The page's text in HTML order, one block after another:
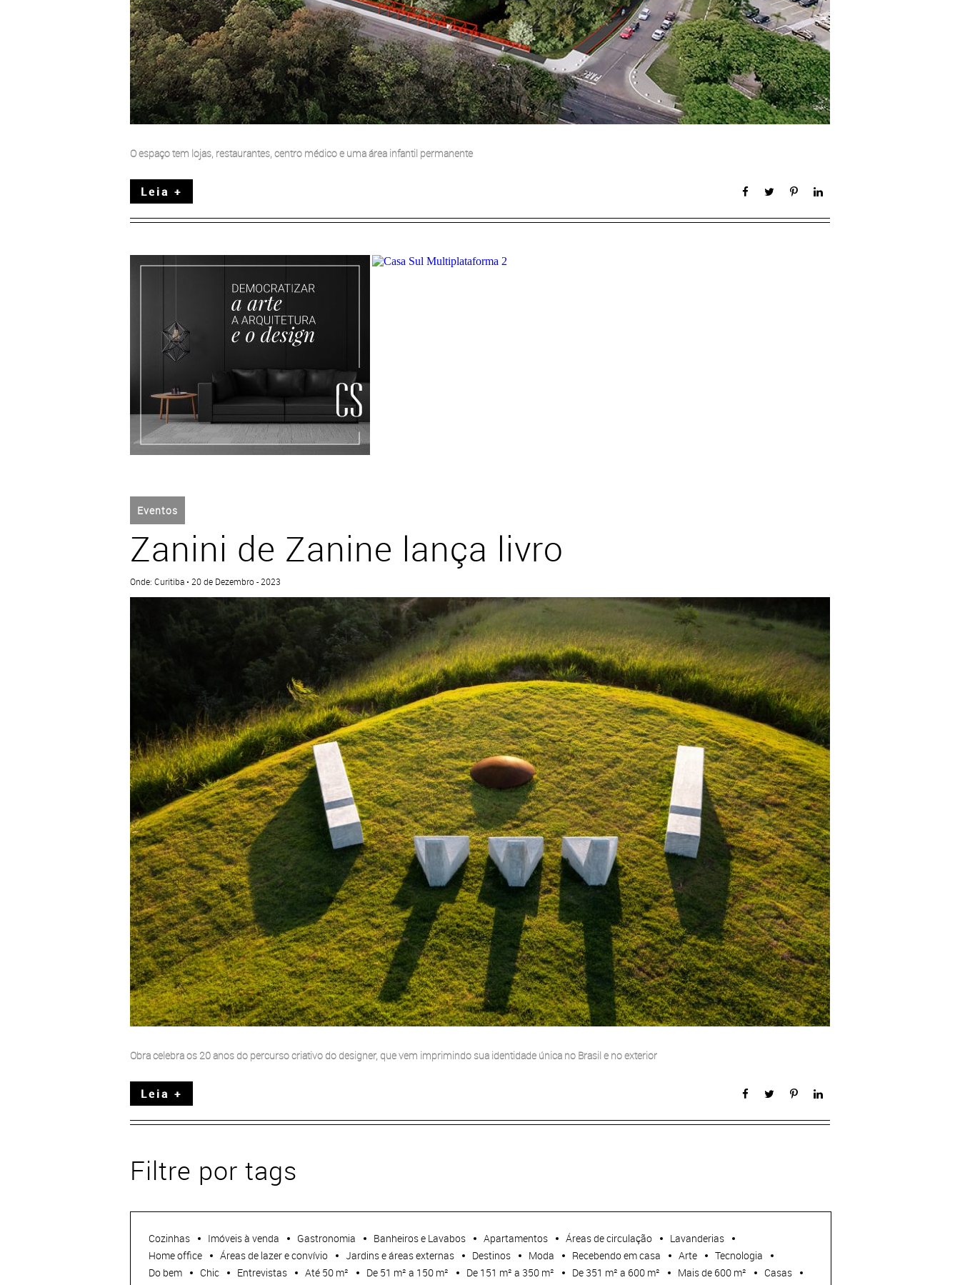
O espaço tem lojas, restaurantes, centro médico e uma área infantil permanente
Leia +
Eventos
Zanini de Zanine lança livro
Onde: Curitiba • 20 de Dezembro - 2023
Obra celebra os 20 anos do percurso criativo do designer, que vem imprimindo sua identidade única no Brasil e no exterior
Leia +
Filtre por tags
Cozinhas Imóveis à venda Gastronomia Banheiros e Lavabos Apartamentos Áreas de circulação
Lavanderias
Home office
Áreas de lazer e convívio Jardins e áreas externas Destinos Moda Recebendo em casa Arte
Tecnologia
Do bem
Chic Entrevistas Até 50 m² De 51 m² a 150 m² De 151 m² a 350 m² De 351 m² a 600 m² Mais de 600 m²
Casas